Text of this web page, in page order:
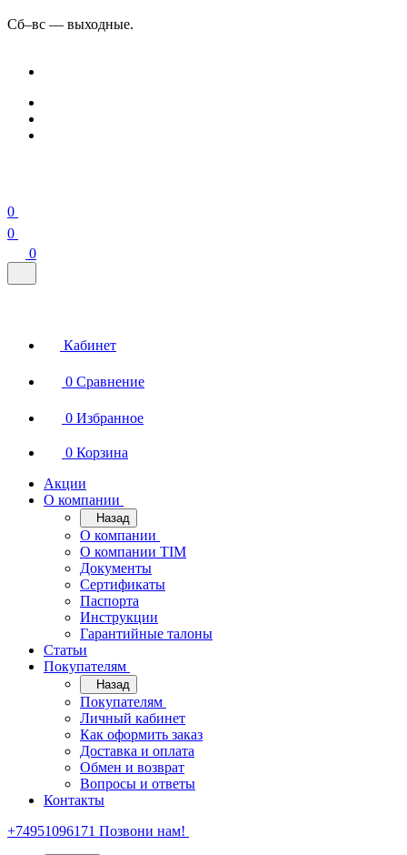
Сб–вс — выходные.
0
0
0
Кабинет
0 Сравнение
0 Избранное
0 Корзина
Акции
О компании
Назад
О компании
О компании TIM
Документы
Сертификаты
Паспорта
Инструкции
Гарантийные талоны
Статьи
Покупателям
Назад
Покупателям
Личный кабинет
Как оформить заказ
Доставка и оплата
Обмен и возврат
Вопросы и ответы
Контакты
+74951096171 Позвони нам!